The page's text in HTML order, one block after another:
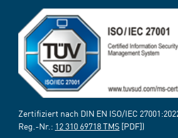
Zertifiziert nach DIN EN ISO/IEC
Reg.-Nr.: 12 310 69718 TMS [PDF])